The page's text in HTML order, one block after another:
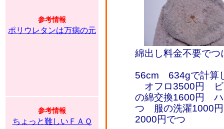
参考情報
ポリウレタンは万病の元
参考情報
ちょっと難しいＦＡＱ
綿出し料金不要でつ
56cm 634gで計算
オフロ3500円 ビ
の綿交換1600円
つ 服の洗濯1000円
2000円でつ